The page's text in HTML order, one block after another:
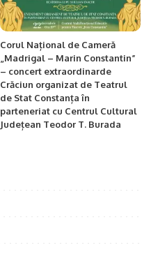
Corul Național de Cameră
„Madrigal – Marin Constantin”
– concert extraordinarde
Crăciun organizat de Teatrul
de Stat Constanța în
parteneriat cu Centrul Cultural
Județean Teodor T. Burada